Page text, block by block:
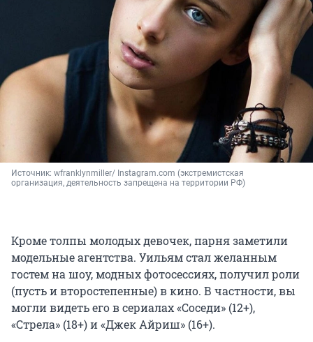
Источник: wfranklynmiller/ Instagram.com (экстремистская
организация, деятельность запрещена на территории РФ)
Кроме толпы молодых девочек, парня заметили
модельные агентства. Уильям стал желанным
гостем на шоу, модных фотосессиях, получил роли
(пусть и второстепенные) в кино. В частности, вы
могли видеть его в сериалах «Соседи» (12+),
«Стрела» (18+) и «Джек Айриш» (16+).